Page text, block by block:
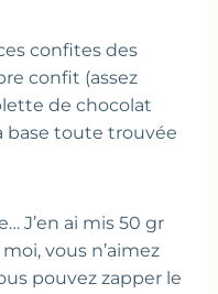
confites des
confit (assez
de chocolat
base toute trouvée
J’en ai mis 50 gr
vous n’aimez
pouvez zapper le